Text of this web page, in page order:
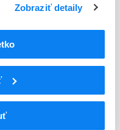
Zobraziť detaily
ANTIFIBRINOL.)
ANTITROMBOTIKÁ